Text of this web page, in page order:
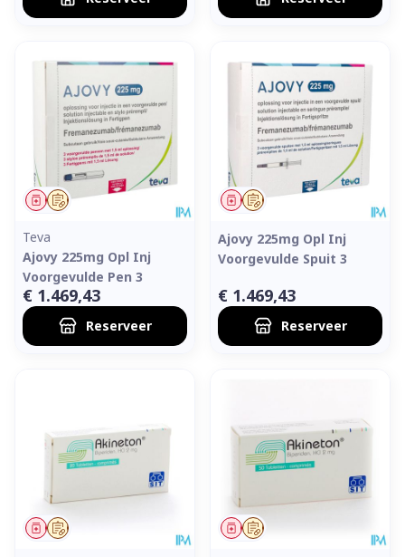
Op voorschrift
Geneesmiddel
Teva
Ajovy 225mg Opl Inj
Voorgevulde Pen 3
€ 1.469,43
Reserveer
Op voorschrift
Geneesmiddel
Ajovy 225mg Opl Inj
Voorgevulde Spuit 3
€ 1.469,43
Reserveer
Op voorschrift
Geneesmiddel Op voorschrift
Geneesmiddel